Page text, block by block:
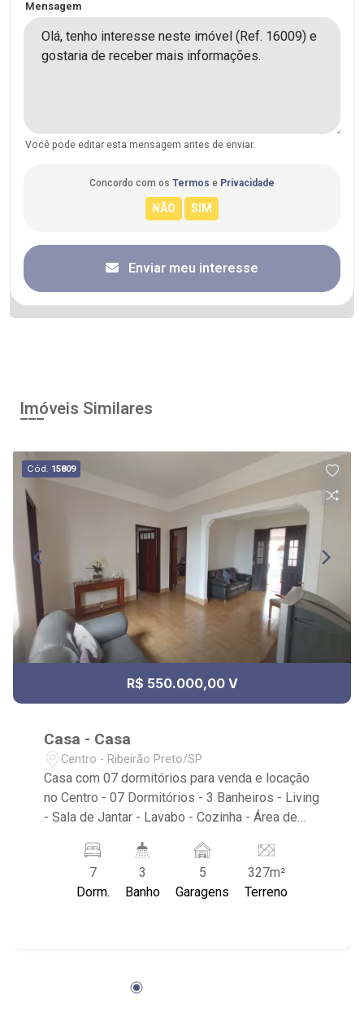
Mensagem
Você pode editar esta mensagem antes de enviar.
Concordo com os Termos e Privacidade
Enviar meu interesse
Imóveis Similares
Cód. 15809
R$ 550.000,00 V
Casa - Casa
Centro - Ribeirão Preto/SP
Casa com 07 dormitórios para venda e locação
no Centro - 07 Dormitórios - 3 Banheiros - Living
- Sala de Jantar - Lavabo - Cozinha - Área de
Próximo ao Bosque Zoologico Municipal,
Choperia Pinguin, Mercadão Central entre outros
7
Dorm.
3
Banho
5
Garagens
327m²
Terreno